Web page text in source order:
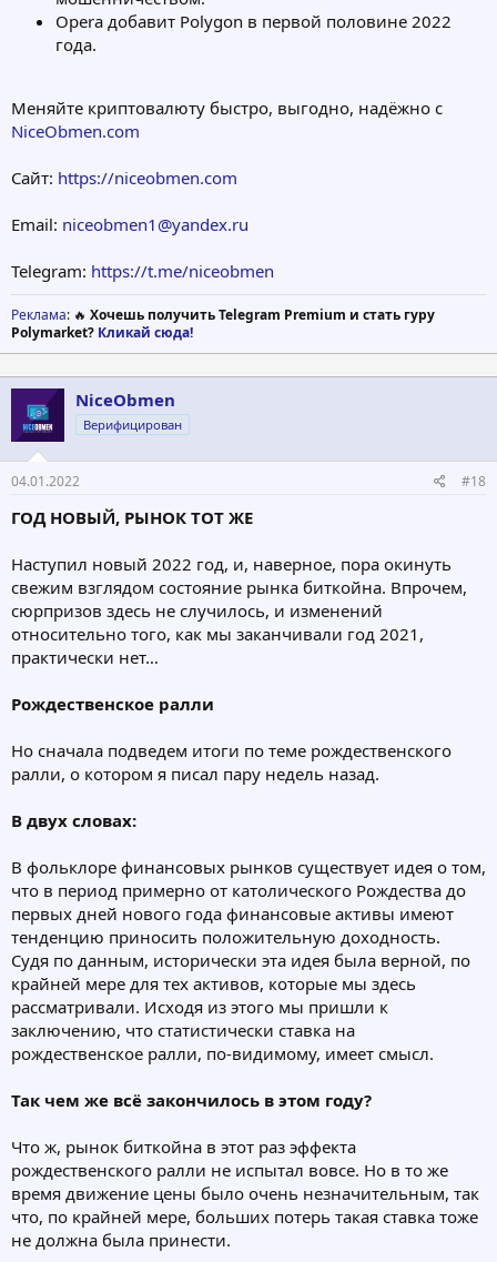
Opera добавит Polygon в первой половине 2022
года.
Меняйте криптовалюту быстро, выгодно, надёжно с
NiceObmen.com
Сайт: https://niceobmen.com
Email: niceobmen1@yandex.ru
Telegram: https://t.me/niceobmen
Реклама: 🔥 Хочешь получить Telegram Premium и стать гуру
Polymarket? Кликай сюда!
NiceObmen
Верифицирован
04.01.2022 #18
ГОД НОВЫЙ, РЫНОК ТОТ ЖЕ
Наступил новый 2022 год, и, наверное, пора окинуть
свежим взглядом состояние рынка биткойна. Впрочем,
сюрпризов здесь не случилось, и изменений
относительно того, как мы заканчивали год 2021,
практически нет…
Рождественское ралли
Но сначала подведем итоги по теме рождественского
ралли, о котором я писал пару недель назад.
В двух словах:
В фольклоре финансовых рынков существует идея о том,
что в период примерно от католического Рождества до
первых дней нового года финансовые активы имеют
тенденцию приносить положительную доходность.
Судя по данным, исторически эта идея была верной, по
крайней мере для тех активов, которые мы здесь
рассматривали. Исходя из этого мы пришли к
заключению, что статистически ставка на
рождественское ралли, по-видимому, имеет смысл.
Так чем же всё закончилось в этом году?
Что ж, рынок биткойна в этот раз эффекта
рождественского ралли не испытал вовсе. Но в то же
время движение цены было очень незначительным, так
что, по крайней мере, больших потерь такая ставка тоже
не должна была принести.